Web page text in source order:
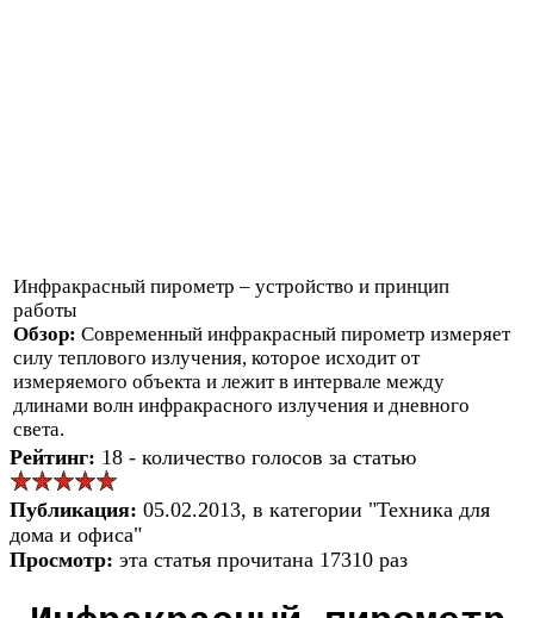
Инфракрасный пирометр – устройство и принцип
работы
Обзор: Современный инфракрасный пирометр измеряет
силу теплового излучения, которое исходит от
измеряемого объекта и лежит в интервале между
длинами волн инфракрасного излучения и дневного
света.
Рейтинг: 18 - количество голосов за статью
Публикация: 05.02.2013, в категории "Техника для
дома и офиса"
Просмотр: эта статья прочитана 17310 раз